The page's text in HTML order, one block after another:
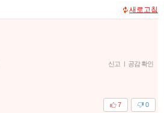
새로고침
신고 | 공감 확인
0
7